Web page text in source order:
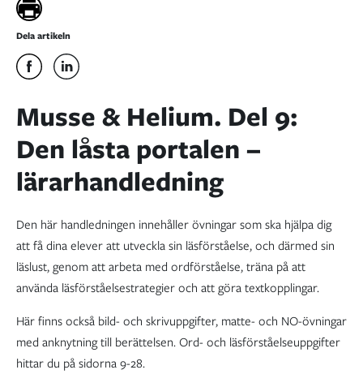
Dela artikeln
Musse & Helium. Del 9:
Den låsta portalen –
lärarhandledning
Den här handledningen innehåller övningar som ska hjälpa dig
att få dina elever att utveckla sin läsförståelse, och därmed sin
läslust, genom att arbeta med ordförståelse, träna på att
använda läsförståelsestrategier och att göra textkopplingar.
Här finns också bild- och skrivuppgifter, matte- och NO-övningar
med anknytning till berättelsen. Ord- och läsförståelseuppgifter
hittar du på sidorna 9-28.